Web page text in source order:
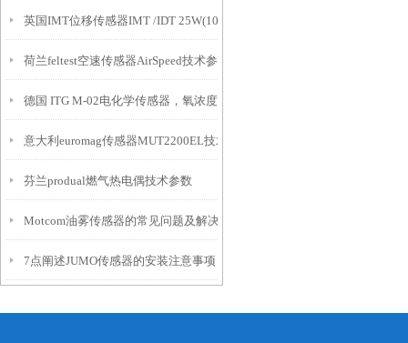
英国IMT位移传感器IMT /IDT 25W(10m)产品介绍
荷兰feltest空速传感器AirSpeed技术参数
德国 ITG M-02电化学传感器，氧浓度传感器，医用氧气传感器，呼吸机用
意大利euromag传感器MUT2200EL技术参数
芬兰produal燃气热电偶技术参数
Motcom油雾传感器的常见问题及解决方法
7点阐述JUMO传感器的安装注意事项